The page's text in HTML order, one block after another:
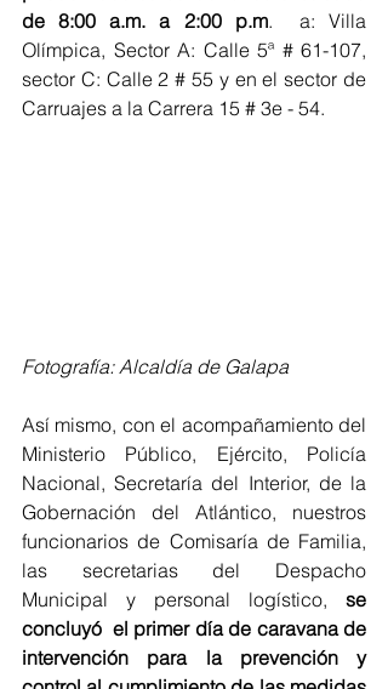
de 8:00 a.m. a 2:00 p.m.  a: Villa
Olímpica, Sector A: Calle 5ª # 61-107,
sector C: Calle 2 # 55 y en el sector de
Carruajes a la Carrera 15 # 3e - 54.
Fotografía: Alcaldía de Galapa
Así mismo, con el acompañamiento del
Ministerio Público, Ejército, Policía
Nacional, Secretaría del Interior, de la
Gobernación del Atlántico, nuestros
funcionarios de Comisaría de Familia,
las secretarias del Despacho
Municipal y personal logístico, se
concluyó  el primer día de caravana de
intervención para la prevención y